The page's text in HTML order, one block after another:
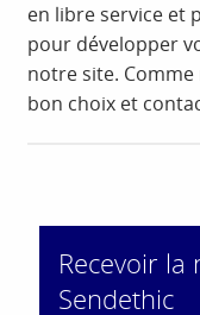
en libre service et
pour développer
notre site.
bon choix et
Recevoir la
Sendethic